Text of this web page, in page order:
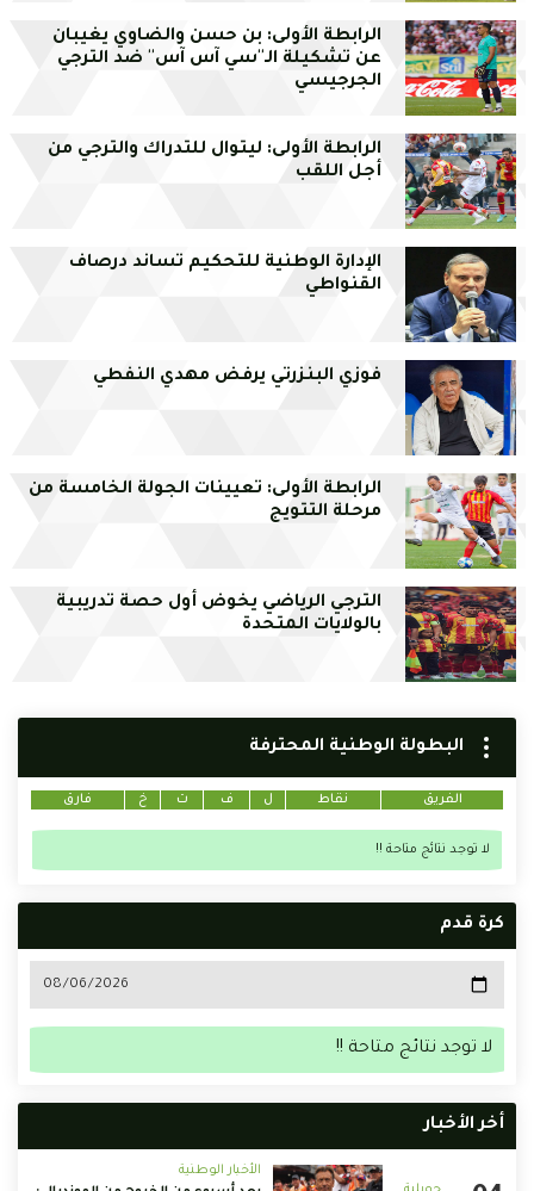
الرابطة الأولى: بن حسن والضاوي يغيبان
عن تشكيلة الـ''سي آس آس'' ضد الترجي
الجرجيسي
الرابطة الأولى: ليتوال للتدراك والترجي من
أجل اللقب
الإدارة الوطنية للتحكيم تساند درصاف
القنواطي
فوزي البنزرتي يرفض مهدي النفطي
الرابطة الأولى: تعيينات الجولة الخامسة من
مرحلة التتويج
الترجي الرياضي يخوض أول حصة تدريبية
بالولايات المتحدة
البطولة الوطنية المحترفة
الفريق نقاط ل ف ت خ فارق
لا توجد نتائج متاحة !!
كرة قدم
لا توجد نتائج متاحة !!
أخر الأخبار
الأخبار الوطنية